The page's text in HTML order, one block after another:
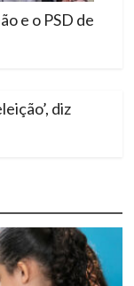
e o PSD de
diz